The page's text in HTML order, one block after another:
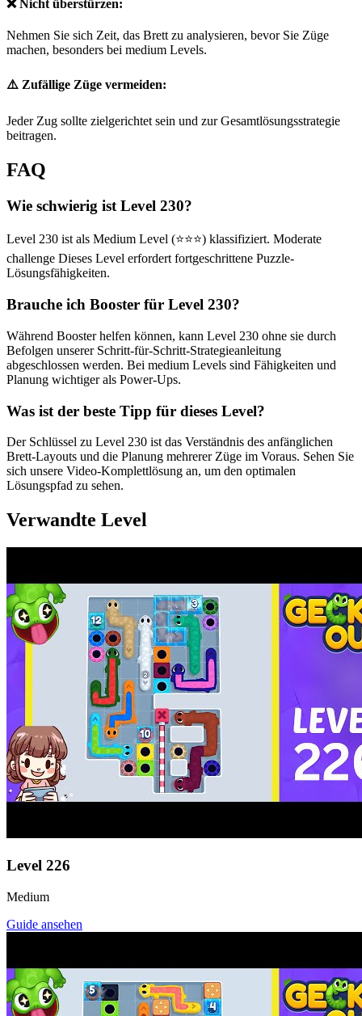
❌ Nicht überstürzen:
Nehmen Sie sich Zeit, das Brett zu analysieren, bevor Sie Züge
machen, besonders bei medium Levels.
⚠️ Zufällige Züge vermeiden:
Jeder Zug sollte zielgerichtet sein und zur Gesamtlösungsstrategie
beitragen.
FAQ
Wie schwierig ist Level 230?
Level 230 ist als Medium Level (⭐⭐⭐) klassifiziert. Moderate
challenge Dieses Level erfordert fortgeschrittene Puzzle-
Lösungsfähigkeiten.
Brauche ich Booster für Level 230?
Während Booster helfen können, kann Level 230 ohne sie durch
Befolgen unserer Schritt-für-Schritt-Strategieanleitung
abgeschlossen werden. Bei medium Levels sind Fähigkeiten und
Planung wichtiger als Power-Ups.
Was ist der beste Tipp für dieses Level?
Der Schlüssel zu Level 230 ist das Verständnis des anfänglichen
Brett-Layouts und die Planung mehrerer Züge im Voraus. Sehen Sie
sich unsere Video-Komplettlösung an, um den optimalen
Lösungspfad zu sehen.
Verwandte Level
Level 226
Medium
Guide ansehen